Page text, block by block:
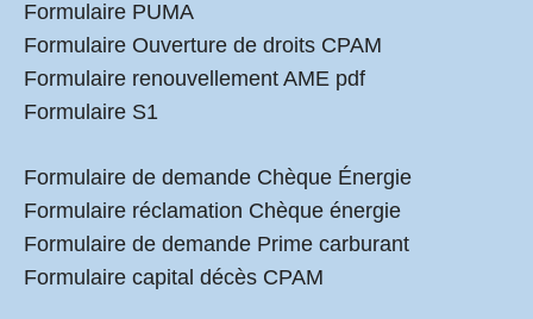
Formulaire PUMA
Formulaire Ouverture de droits CPAM
Formulaire renouvellement AME pdf
Formulaire S1
Formulaire de demande Chèque Énergie
Formulaire réclamation Chèque énergie
Formulaire de demande Prime carburant
Formulaire capital décès CPAM